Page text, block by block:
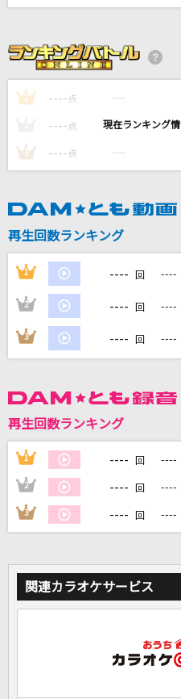
サカナクション
芥川龍之介(CV.小野賢章)
少女レイ
みきとP
カラオケをも
自宅でカラ
家族や友達と一
1 ---- 点 ----
---- 点 ----
3 ---- 点 ----
再生回数ランキング
1 ---- 回 ----
2 ---- 回 ----
3 ---- 回 ----
再生回数ランキング
1 ---- 回 ----
2 ---- 回 ----
3 ---- 回 ----
関連カラオケサービス